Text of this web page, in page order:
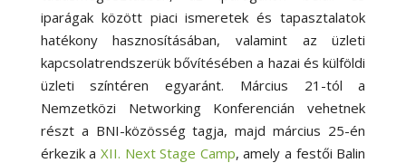
iparágak között piaci ismeretek és tapasztalatok
hatékony hasznosításában, valamint az üzleti
kapcsolatrendszerük bővítésében a hazai és külföldi
üzleti színtéren egyaránt. Március 21-tól a
Nemzetközi Networking Konferencián vehetnek
részt a BNI-közösség tagja, majd március 25-én
érkezik a XII. Next Stage Camp, amely a festői Balin